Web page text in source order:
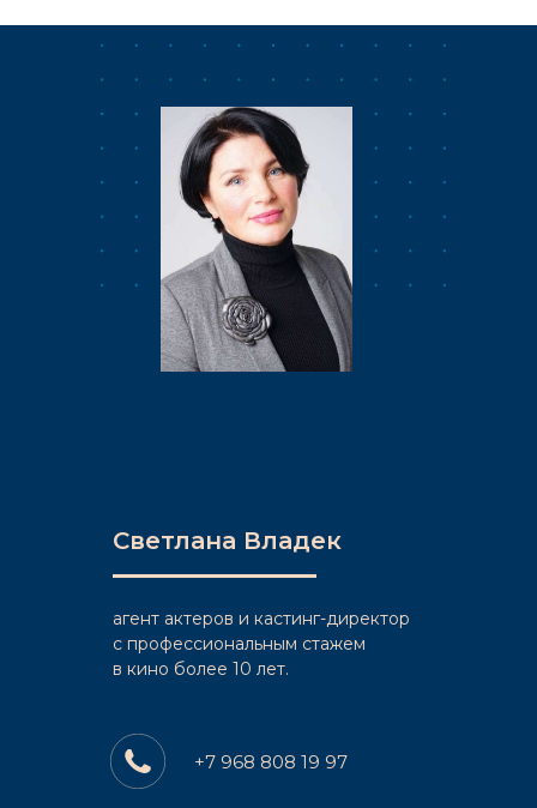
Светлана Владек
агент актеров и кастинг-директор
c профессиональным стажем
в кино более 10 лет.
+7 968 808 19 97